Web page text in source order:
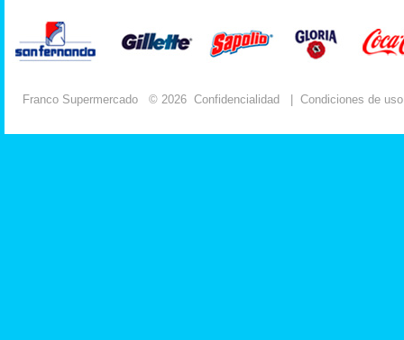
Franco Supermercado © 2026 Confidencialidad Condiciones de uso